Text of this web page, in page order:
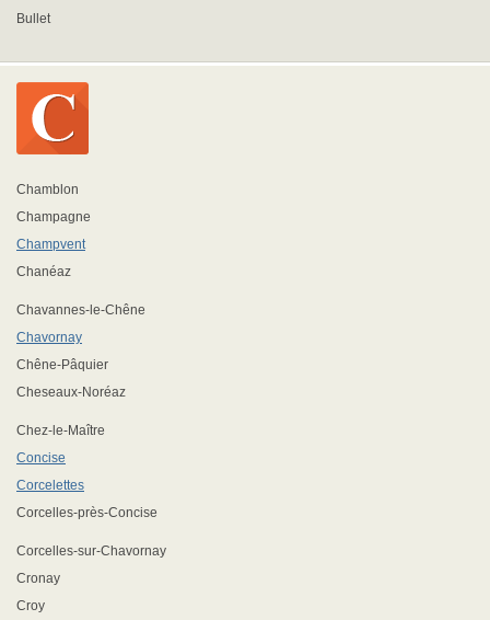
Bullet
Chamblon
Champagne
Champvent
Chanéaz
Chavannes-le-Chêne
Chavornay
Chêne-Pâquier
Cheseaux-Noréaz
Chez-le-Maître
Concise
Corcelettes
Corcelles-près-Concise
Corcelles-sur-Chavornay
Cronay
Croy